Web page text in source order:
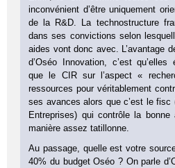
inconvénient d’être uniquement
de la R&D. La technostructure
dans ses convictions selon
aides vont donc avec. L’avantage
d’Oséo Innovation, c’est
que le CIR sur l’aspect «
ressources pour véritablement
ses avances alors que c’est le fisc
Entreprises) qui contrôle la
manière assez tatillonne.
Au passage, quelle est votre
40% du budget Oséo ? On parle